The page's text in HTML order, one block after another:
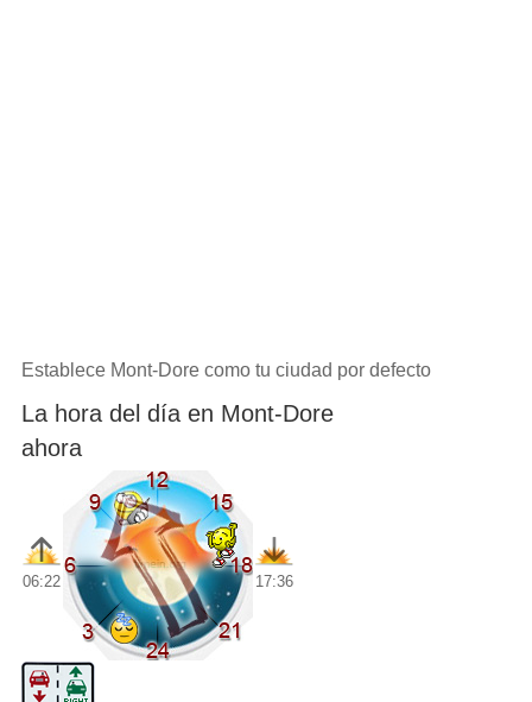
Establece Mont-Dore como tu ciudad por defecto
La hora del día en Mont-Dore
ahora
06:22 17:36